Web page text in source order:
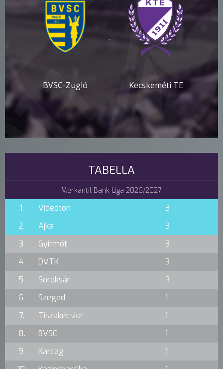
BVSC-Zugló
-
Kecskeméti TE
TABELLA
Merkantil Bank Liga 2026/2027
1. Videoton
3
2.
Ajka
3
3.
Gyirmót
3
4.
DVTK
3
5.
Soroksár
3
6.
Szeged
1
7.
Tiszakécske
1
8.
BVSC
1
9.
Karcag
1